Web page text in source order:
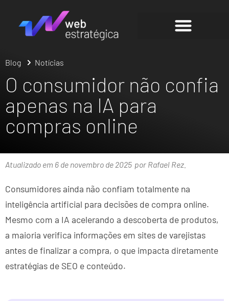
Blog Notícias
O consumidor não confia
apenas na IA para
compras online
Atualizado em 6 de novembro de 2025 por Rafael Rez.
Consumidores ainda não confiam totalmente na
inteligência artificial para decisões de compra online.
Mesmo com a IA acelerando a descoberta de produtos,
a maioria verifica informações em sites de varejistas
antes de finalizar a compra, o que impacta diretamente
estratégias de SEO e conteúdo.